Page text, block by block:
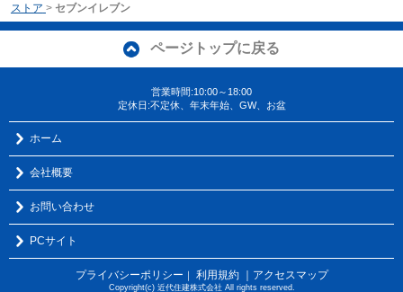
ストア > セブンイレブン
ページトップに戻る
営業時間:10:00～18:00
定休日:不定休、年末年始、GW、お盆
ホーム
会社概要
お問い合わせ
PCサイト
プライバシーポリシー ｜ 利用規約 ｜アクセスマップ
Copyright(c) 近代住建株式会社 All rights reserved.